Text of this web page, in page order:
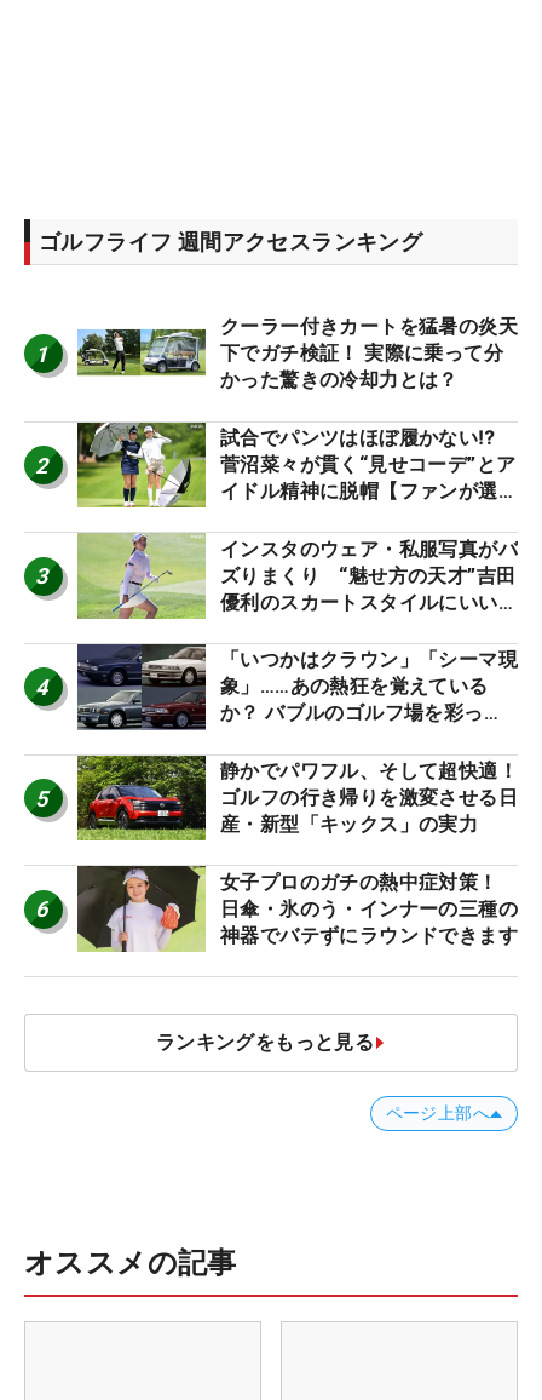
ゴルフライフ 週間アクセスランキング
1
クーラー付きカートを猛暑の炎天
下でガチ検証！ 実際に乗って分
かった驚きの冷却力とは？
2
試合でパンツはほぼ履かない⁉
菅沼菜々が貫く“見せコーデ”とア
イドル精神に脱帽【ファンが選ぶ
3
インスタのウェア・私服写真がバ
ズりまくり “魅せ方の天才”吉田
優利のスカートスタイルにいい
4
「いつかはクラウン」「シーマ現
象」……あの熱狂を覚えている
か？ バブルのゴルフ場を彩った
5
静かでパワフル、そして超快適！
ゴルフの行き帰りを激変させる日
産・新型「キックス」の実力
6
女子プロのガチの熱中症対策！
日傘・氷のう・インナーの三種の
神器でバテずにラウンドできます
ランキングをもっと見る
ページ上部へ
オススメの記事